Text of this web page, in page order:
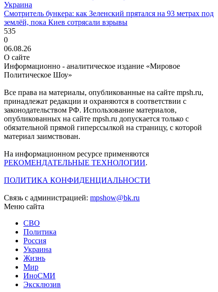
Украина
Смотритель бункера: как Зеленский прятался на 93 метрах под
землёй, пока Киев сотрясали взрывы
535
0
06.08.26
О сайте
Информационно - аналитическое издание «Мировое
Политическое Шоу»
Все права на материалы, опубликованные на сайте mpsh.ru,
принадлежат редакции и охраняются в соответствии с
законодательством РФ. Использование материалов,
опубликованных на сайте mpsh.ru допускается только с
обязательной прямой гиперссылкой на страницу, с которой
материал заимствован.
На информационном ресурсе применяются
РЕКОМЕНДАТЕЛЬНЫЕ ТЕХНОЛОГИИ.
ПОЛИТИКА КОНФИДЕНЦИАЛЬНОСТИ
Связь с администрацией: mpshow@bk.ru
Меню сайта
СВО
Политика
Россия
Украина
Жизнь
Мир
ИноСМИ
Эксклюзив